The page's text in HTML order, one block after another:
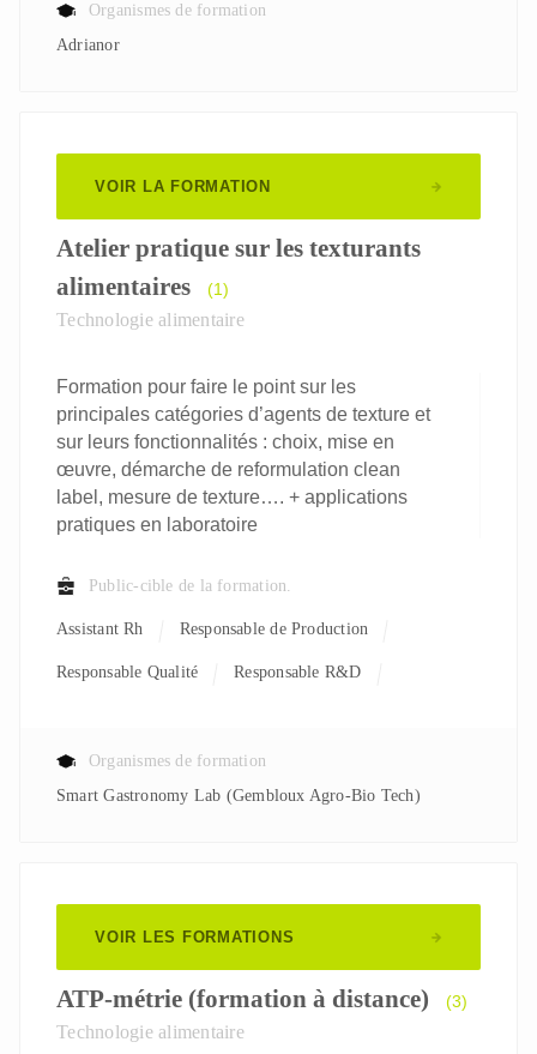
Organismes de formation
Adrianor
VOIR LA FORMATION
Atelier pratique sur les texturants
alimentaires
(1)
Technologie alimentaire
Formation pour faire le point sur les
principales catégories d’agents de texture et
sur leurs fonctionnalités : choix, mise en
œuvre, démarche de reformulation clean
label, mesure de texture…. + applications
pratiques en laboratoire
Public-cible de la formation.
Assistant Rh Responsable de Production
Responsable Qualité Responsable R&D
Organismes de formation
Smart Gastronomy Lab (Gembloux Agro-Bio Tech)
VOIR LES FORMATIONS
ATP-métrie (formation à distance) (3)
Technologie alimentaire